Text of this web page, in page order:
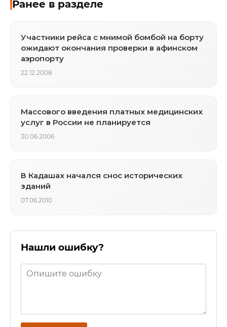
Ранее в разделе
Участники рейса с мнимой бомбой на борту
ожидают окончания проверки в афинском
аэропорту
22.12.2008
Массового введения платных медицинских
услуг в России не планируется
30.06.2006
В Кадашах начался снос исторических
зданий
07.06.2010
Нашли ошибку?